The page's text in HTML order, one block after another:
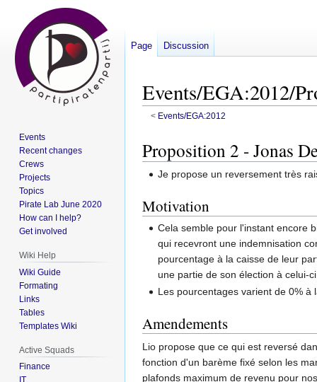
Events/EGA:2012/
< Events/EGA:2012
to
navigation
to
search
Proposition 2 - Jonas
Je propose un reversement très
Motivation
Cela semble pour l'instant encore
qui recevront une indemnisation
pourcentage à la caisse de leur
une partie de son élection à celui-
Les pourcentages varient de 0%
Amendements
Lio propose que ce qui est reversé
fonction d'un barème fixé selon les
plafonds maximum de revenu pour
Page Discussion
Events
Recent changes
Crews
Projects
Topics
Pirate Lab June 2020
How can I help?
Get involved
Wiki Help
Wiki Guide
Formating
Links
Tables
Templates Wiki
Active Squads
Finance